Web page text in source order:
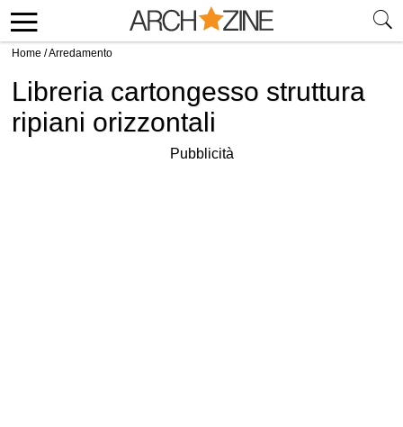
Home /Arredamento
Libreria cartongesso struttura
ripiani orizzontali
Pubblicità